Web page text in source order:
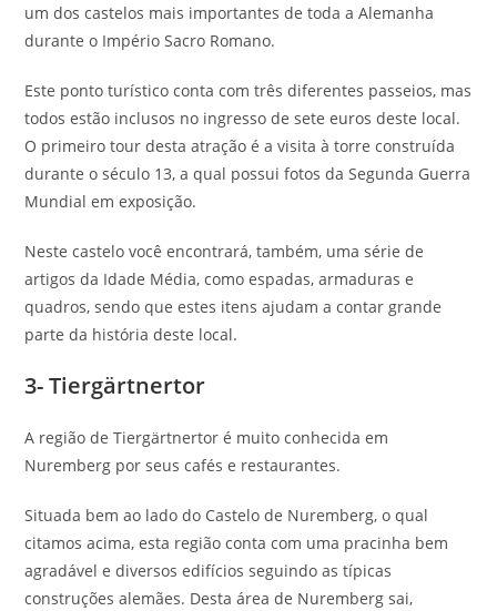
um dos castelos mais importantes de toda a Alemanha
durante o Império Sacro Romano.
Este ponto turístico conta com três diferentes passeios, mas
todos estão inclusos no ingresso de sete euros deste local.
O primeiro tour desta atração é a visita à torre construída
durante o século 13, a qual possui fotos da Segunda Guerra
Mundial em exposição.
Neste castelo você encontrará, também, uma série de
artigos da Idade Média, como espadas, armaduras e
quadros, sendo que estes itens ajudam a contar grande
parte da história deste local.
3- Tiergärtnertor
A região de Tiergärtnertor é muito conhecida em
Nuremberg por seus cafés e restaurantes.
Situada bem ao lado do Castelo de Nuremberg, o qual
citamos acima, esta região conta com uma pracinha bem
agradável e diversos edifícios seguindo as típicas
construções alemães. Desta área de Nuremberg sai,